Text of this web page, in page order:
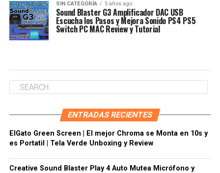
SIN CATEGORÍA 5 años ago
Sound Blaster G3 Amplificador DAC USB
Escucha los Pasos y Mejora Sonido PS4 PS5
Switch PC MAC Review y Tutorial
ENTRADAS RECIENTES
ElGato Green Screen | El mejor Chroma se Monta en 10s y
es Portatil | Tela Verde Unboxing y Review
Creative Sound Blaster Play 4 Auto Mutea Micrófono y